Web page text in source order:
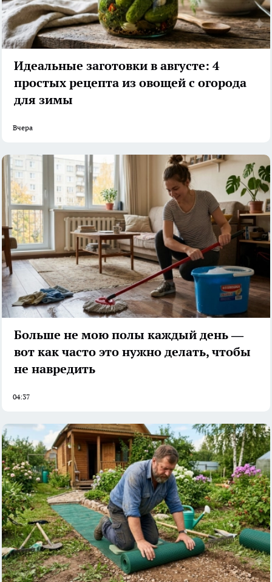
Идеальные заготовки в августе: 4
простых рецепта из овощей с огорода
для зимы
Вчера
Больше не мою полы каждый день —
вот как часто это нужно делать, чтобы
не навредить
04:37